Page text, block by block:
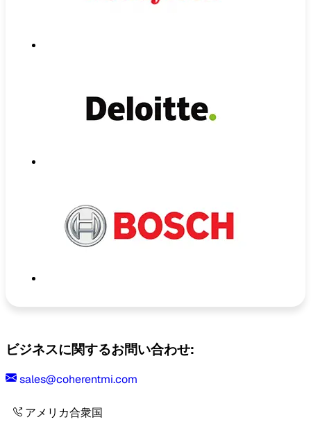
ビジネスに関するお問い合わせ:
sales@coherentmi.com
アメリカ合衆国